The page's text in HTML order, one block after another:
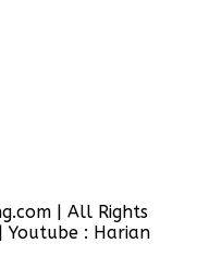
| All Rights
Youtube : Harian